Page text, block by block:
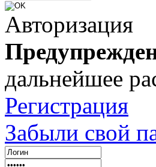
Авторизация
дальнейшее
Регистрация
Забыли свой